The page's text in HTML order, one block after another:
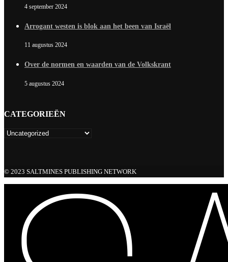
4 september 2024
Arrogant westen is blok aan het been van Israël
11 augustus 2024
Over de normen en waarden van de Volkskrant
5 augustus 2024
CATEGORIEËN
© 2023 SALTMINES PUBLISHING NETWORK